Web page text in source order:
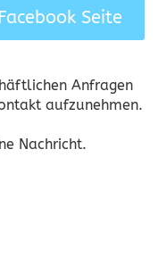
Seite
Anfragen
aufzunehmen.
Nachricht.